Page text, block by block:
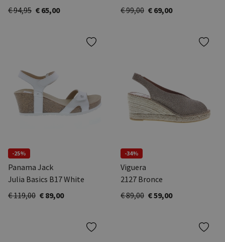
€ 94,95 € 65,00
€ 99,00 € 69,00
-25%
Panama Jack
Julia Basics B17 White
€ 119,00 € 89,00
-34%
Viguera
2127 Bronce
€ 89,00 € 59,00